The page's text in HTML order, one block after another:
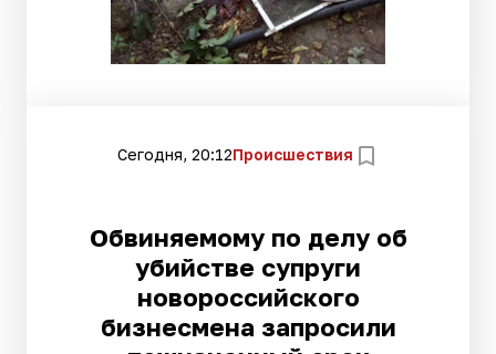
Сегодня, 20:12Происшествия
Обвиняемому по делу об
убийстве супруги
новороссийского
бизнесмена запросили